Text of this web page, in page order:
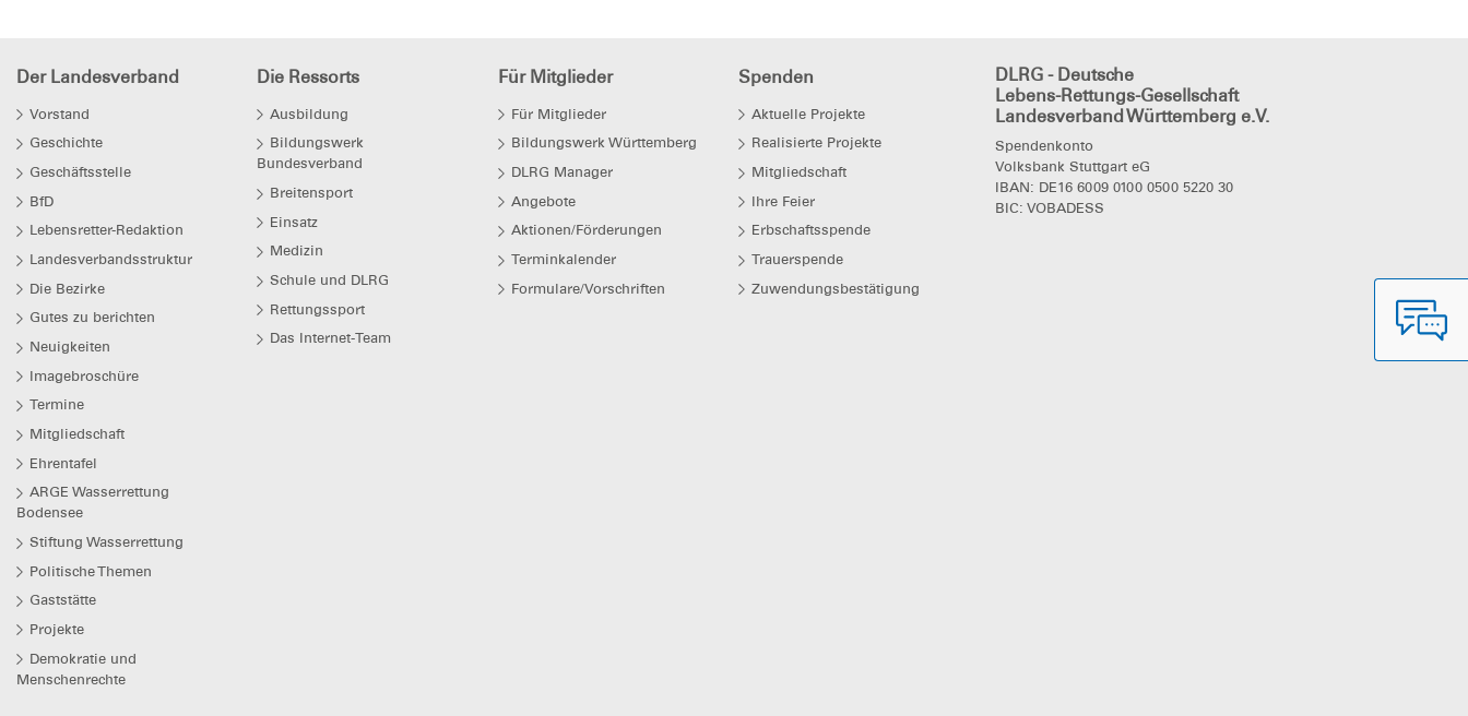
Der Landesverband
Vorstand
Geschichte
Geschäftsstelle
BfD
Lebensretter-Redaktion
Landesverbandsstruktur
Die Bezirke
Gutes zu berichten
Neuigkeiten
Imagebroschüre
Termine
Mitgliedschaft
Ehrentafel
ARGE Wasserrettung
Bodensee
Stiftung Wasserrettung
Politische Themen
Gaststätte
Projekte
Demokratie und
Menschenrechte
Die Ressorts
Ausbildung
Bildungswerk
Bundesverband
Breitensport
Einsatz
Medizin
Schule und DLRG
Rettungssport
Das Internet-Team
Für Mitglieder
Für Mitglieder
Bildungswerk Württemberg
DLRG Manager
Angebote
Aktionen/Förderungen
Terminkalender
Formulare/Vorschriften
Spenden
Aktuelle Projekte
Realisierte Projekte
Mitgliedschaft
Ihre Feier
Erbschaftsspende
Trauerspende
Zuwendungsbestätigung
DLRG - Deutsche
Lebens-Rettungs-Gesellschaft
Landesverband Württemberg e.V.
Spendenkonto
Volksbank Stuttgart eG
IBAN: DE16 6009 0100 0500 5220 30
BIC: VOBADESS